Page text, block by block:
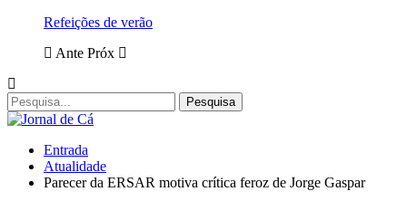
Refeições de verão
Ante Próx
Entrada
Atualidade
Parecer da ERSAR motiva crítica feroz de Jorge Gaspar